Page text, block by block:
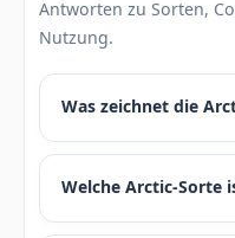
Antworten zu Sorten,
Nutzung.
Was zeichnet die
Welche Arctic-Sorte